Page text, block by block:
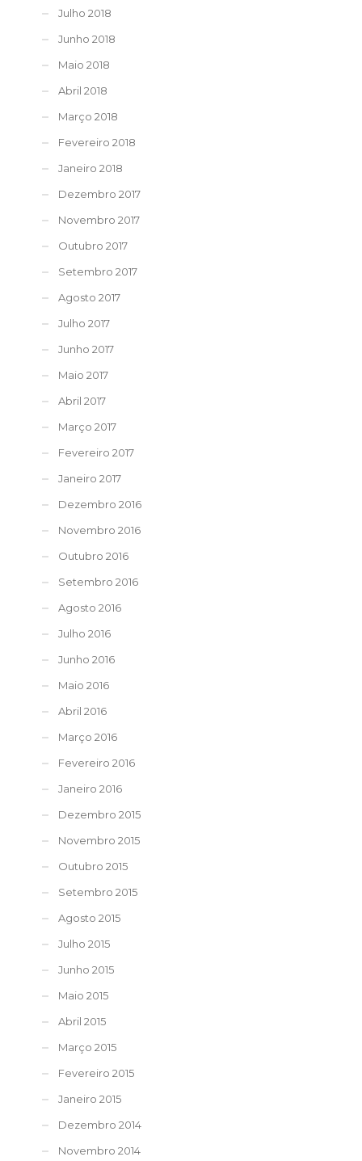
Julho 2018
Junho 2018
Maio 2018
Abril 2018
Março 2018
Fevereiro 2018
Janeiro 2018
Dezembro 2017
Novembro 2017
Outubro 2017
Setembro 2017
Agosto 2017
Julho 2017
Junho 2017
Maio 2017
Abril 2017
Março 2017
Fevereiro 2017
Janeiro 2017
Dezembro 2016
Novembro 2016
Outubro 2016
Setembro 2016
Agosto 2016
Julho 2016
Junho 2016
Maio 2016
Abril 2016
Março 2016
Fevereiro 2016
Janeiro 2016
Dezembro 2015
Novembro 2015
Outubro 2015
Setembro 2015
Agosto 2015
Julho 2015
Junho 2015
Maio 2015
Abril 2015
Março 2015
Fevereiro 2015
Janeiro 2015
Dezembro 2014
Novembro 2014